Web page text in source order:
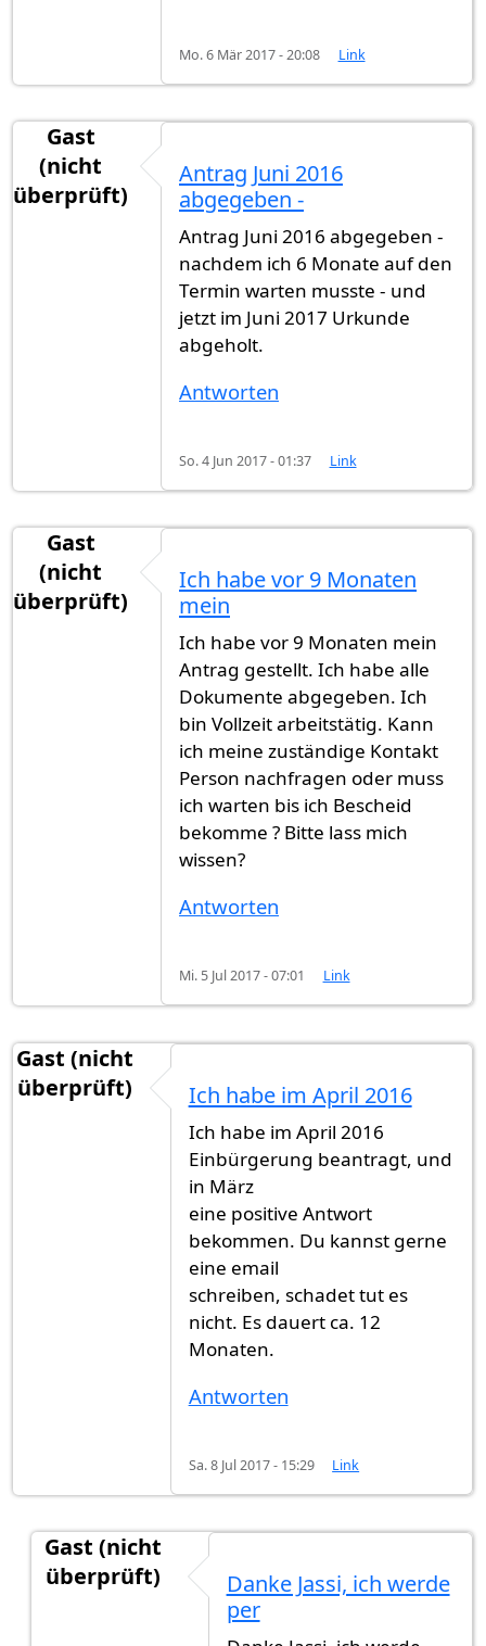
Mo. 6 Mär 2017 - 20:08 Link
Gast
(nicht
überprüft)
Antrag Juni 2016
abgegeben -
Antrag Juni 2016 abgegeben -
nachdem ich 6 Monate auf den
Termin warten musste - und
jetzt im Juni 2017 Urkunde
abgeholt.
Antworten
So. 4 Jun 2017 - 01:37 Link
Gast
(nicht
überprüft)
Ich habe vor 9 Monaten
mein
Ich habe vor 9 Monaten mein
Antrag gestellt. Ich habe alle
Dokumente abgegeben. Ich
bin Vollzeit arbeitstätig. Kann
ich meine zuständige Kontakt
Person nachfragen oder muss
ich warten bis ich Bescheid
bekomme ? Bitte lass mich
wissen?
Antworten
Mi. 5 Jul 2017 - 07:01 Link
Gast (nicht
überprüft)
Ich habe im April 2016
Ich habe im April 2016
Einbürgerung beantragt, und
in März
eine positive Antwort
bekommen. Du kannst gerne
eine email
schreiben, schadet tut es
nicht. Es dauert ca. 12
Monaten.
Antworten
Sa. 8 Jul 2017 - 15:29 Link
Gast (nicht
überprüft)
Ich habe im April 2016vonGast
Danke Jassi, ich werde
per